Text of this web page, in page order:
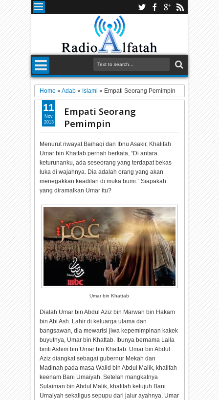
Home »Adab » Islami » Empati Seorang Pemimpin
Empati Seorang
Pemimpin
Menurut riwayat Baihaqi dan Ibnu Asakir, Khalifah
Umar bin Khattab pernah berkata, “Di antara
keturunanku, ada seseorang yang terdapat bekas
luka di wajahnya. Dia adalah orang yang akan
menegakkan keadilan di muka bumi.” Siapakah
yang diramalkan Umar itu?
Umar bin Khattab
Dialah Umar bin Abdul Aziz bin Marwan bin Hakam
bin Abi Ash. Lahir di keluarga ulama dan
bangsawan, dia mewarisi jiwa kepemimpinan kakek
buyutnya, Umar bin Khattab. Ibunya bernama Laila
binti Ashim bin Umar bin Khattab. Umar bin Abdul
Aziz diangkat sebagai gubernur Mekah dan
Madinah pada masa Walid bin Abdul Malik, khalifah
keenam Bani Umaiyah. Setelah mangkatnya
Sulaiman bin Abdul Malik, khalifah ketujuh Bani
Umaiyah sekaligus sepupu dari jalur ayahnya, Umar
11
Nov
2013